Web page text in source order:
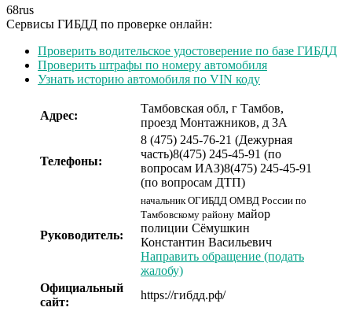
68rus
Сервисы ГИБДД по проверке онлайн:
Проверить водительское удостоверение по базе ГИБДД
Проверить штрафы по номеру автомобиля
Узнать историю автомобиля по VIN коду
Адрес:
Тамбовская обл, г Тамбов,
проезд Монтажников, д 3А
Телефоны:
8 (475) 245-76-21 (Дежурная
часть)8(475) 245-45-91 (по
вопросам ИАЗ)8(475) 245-45-91
(по вопросам ДТП)
Руководитель:
начальник ОГИБДД ОМВД России по
Тамбовскому району майор
полиции Сёмушкин
Константин Васильевич
Направить обращение (подать
жалобу)
Официальный
сайт:
https://гибдд.рф/